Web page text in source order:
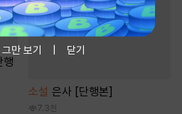
행
소설 은사 [단행본]
7.3천
만 보기 닫기